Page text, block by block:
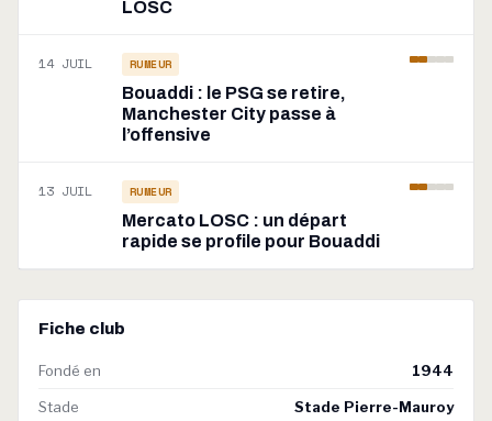
LOSC
14 JUIL RUMEUR
Bouaddi : le PSG se retire,
Manchester City passe à
l’offensive
13 JUIL RUMEUR
Mercato LOSC : un départ
rapide se profile pour Bouaddi
Fiche club
Fondé en 1944
Stade Stade Pierre-Mauroy